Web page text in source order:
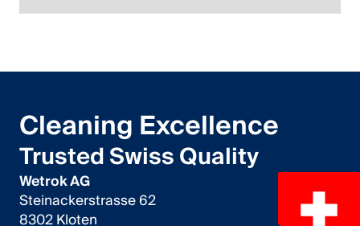
Cleaning Excellence
Trusted Swiss Quality
Wetrok AG
Steinackerstrasse 62
8302 Kloten